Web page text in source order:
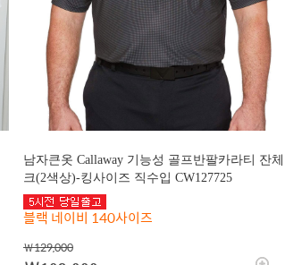
남자큰옷 Callaway 기능성 골프반팔카라티 잔체
크(2색상)-킹사이즈 직수입 CW127725
블랙 네이비 140사이즈
￦129,000